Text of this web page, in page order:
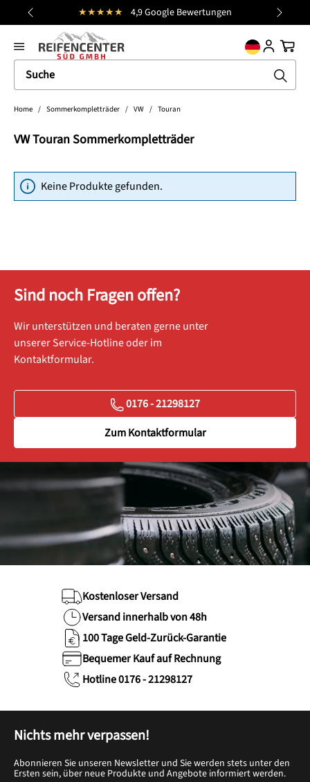
springen ★★★★★ 4,9 Google Bewertungen
general.prev
Home / Sommerkompletträder / VW / Touran
VW Touran Sommerkompletträder
Keine Produkte gefunden.
Sind noch Fragen offen?
Wir unterstützen und beraten gerne unter
unserer Service-Hotline oder im
Kontaktformular.
0176 - 21298127
Zum Kontaktformular
Kostenloser Versand
Versand innerhalb von 48h
100 Tage Geld-Zurück-Garantie
Bequemer Kauf auf Rechnung
Hotline 0176 - 21298127
Nichts mehr verpassen!
Abonnieren Sie unseren Newsletter und Sie werden stets unter den
Ersten sein, über neue Produkte und Angebote informiert werden.